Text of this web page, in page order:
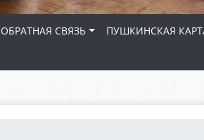
ОБРАТНАЯ СВЯЗЬ ПУШКИНСКАЯ